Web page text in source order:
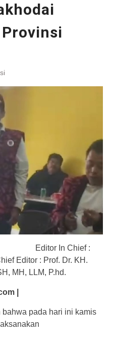
Editor In Chief :
Editor : Prof. Dr. KH.
MH, LLM, P.hd.
|
pada hari ini kamis